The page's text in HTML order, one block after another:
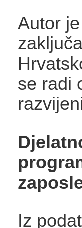
Autor
se radi
Iz